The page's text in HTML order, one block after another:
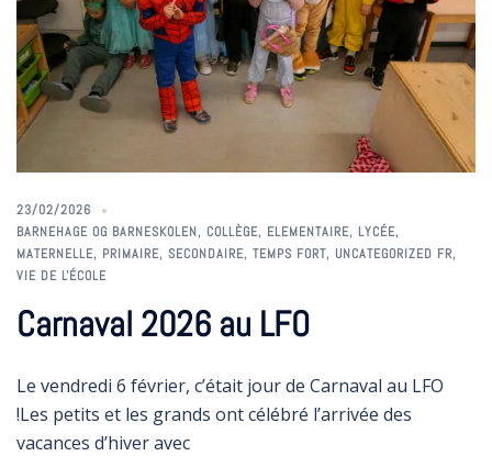
23/02/2026
BARNEHAGE OG BARNESKOLEN, COLLÈGE, ELEMENTAIRE, LYCÉE,
MATERNELLE, PRIMAIRE, SECONDAIRE, TEMPS FORT, UNCATEGORIZED FR,
VIE DE L'ÉCOLE
Carnaval 2026 au LFO
Le vendredi 6 février, c’était jour de Carnaval au LFO
!Les petits et les grands ont célébré l’arrivée des
vacances d’hiver avec